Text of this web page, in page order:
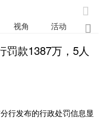

视角 活动 业

罚款1387万，5人
行发布的行政处罚信息显